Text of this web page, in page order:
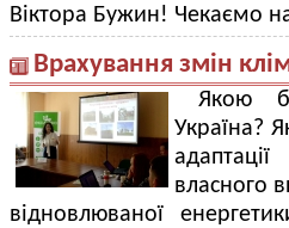
Віктора Бужин! Чекаємо
Врахування змін
Якою
Україна?
власного
відновлюваної